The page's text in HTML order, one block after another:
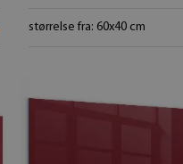
størrelse fra: 60x40 cm